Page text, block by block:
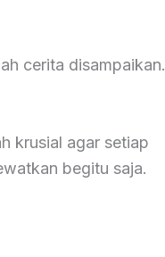
cerita disampaikan.
krusial agar setiap
begitu saja.